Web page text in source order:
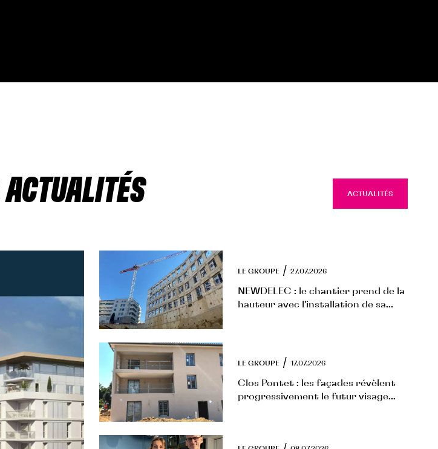
ACTUALITÉS ACTUALITÉS
LE GROUPE / 27.07.2026
NEWDELEC : le chantier prend de la
hauteur avec l'installation de sa...
LE GROUPE / 17.07.2026
Clos Pontet : les façades révèlent
progressivement le futur visage...